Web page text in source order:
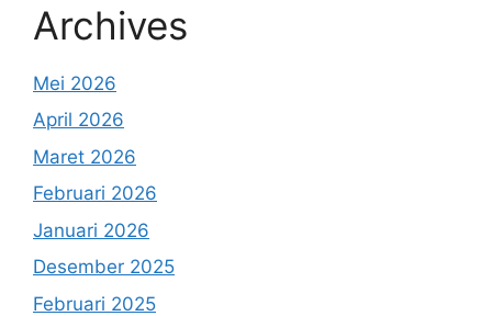
Archives
Mei 2026
April 2026
Maret 2026
Februari 2026
Januari 2026
Desember 2025
Februari 2025